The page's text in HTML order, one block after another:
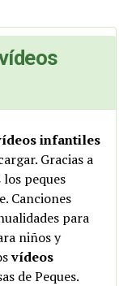
infantiles
Gracias a
los peques
Canciones
para
niños y
vídeos
de Peques.